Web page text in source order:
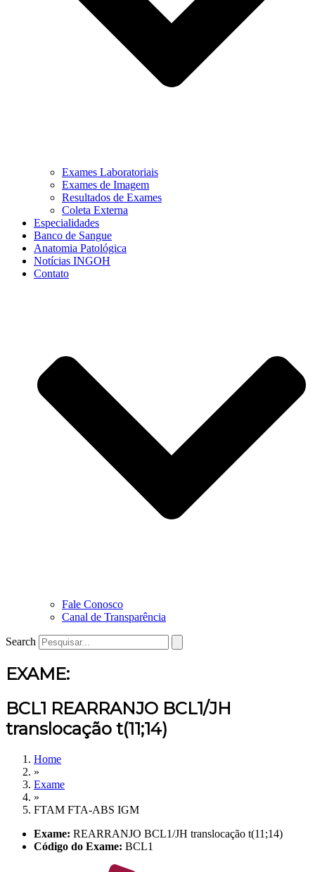
Exames Laboratoriais
Exames de Imagem
Resultados de Exames
Coleta Externa
Especialidades
Banco de Sangue
Anatomia Patológica
Notícias INGOH
Contato
Fale Conosco
Canal de Transparência
Search
EXAME:
BCL1 REARRANJO BCL1/JH
translocação t(11;14)
Home
»
Exame
»
FTAM FTA-ABS IGM
Exame: REARRANJO BCL1/JH translocação t(11;14)
Código do Exame: BCL1